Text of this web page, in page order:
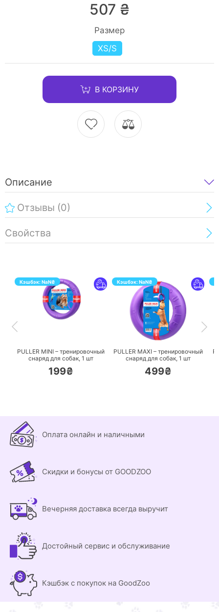
507 ₴
Размер
XS/S
В КОРЗИНУ
Описание
Отзывы (0)
Свойства
Кэшбэк:NaN₴
PULLER MINI – тренировочный
снаряд для собак, 1 шт
199₴
Кэшбэк:NaN₴
ПЕРЕЙТИ
PULLER MAXI – тренировочный
снаряд для собак, 1 шт
499₴
Оплата онлайн и наличными
Скидки и бонусы от GOODZOO
Вечерняя доставка всегда выручит
Достойный сервис и обслуживание
Кэшбэк с покупок на GoodZoo